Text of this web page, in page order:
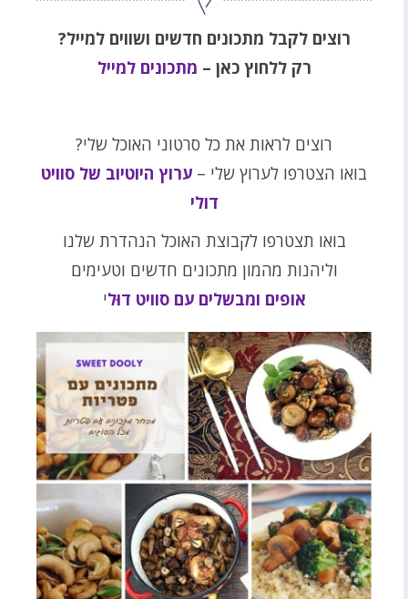
רוצים לקבל מתכונים חדשים ושווים למייל?
רק ללחוץ כאן – מתכונים למייל
רוצים לראות את כל סרטוני האוכל שלי?
בואו הצטרפו לערוץ שלי – ערוץ היוטיוב של סוויט
דולי
בואו תצטרפו לקבוצת האוכל הנהדרת שלנו
וליהנות מהמון מתכונים חדשים וטעימים
אופים ומבשלים עם סוויט דוּלי